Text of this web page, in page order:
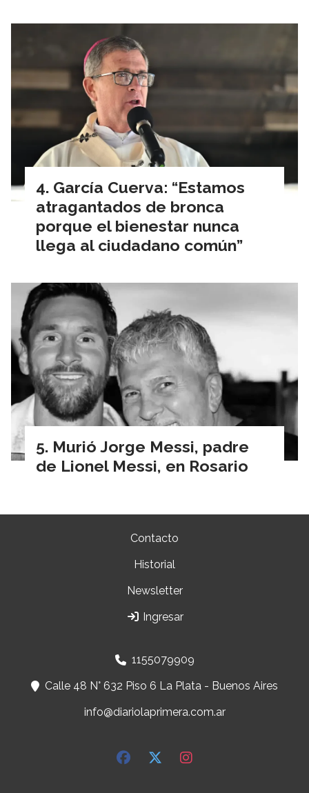
García Cuerva: “Estamos
atragantados de bronca
porque el bienestar nunca
llega al ciudadano común”
Murió Jorge Messi, padre
de Lionel Messi, en Rosario
Contacto
Historial
Newsletter
Ingresar
1155079909
Calle 48 N° 632 Piso 6 La Plata - Buenos Aires
info@diariolaprimera.com.ar